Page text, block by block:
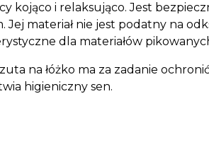
kojąco i relaksująco. Jest
materiał nie jest podatny na
dla materiałów
na łóżko ma za zadanie
higieniczny sen.